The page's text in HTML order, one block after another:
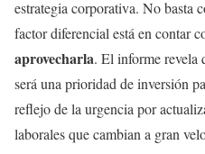
estrategia corporativa. No basta
factor diferencial está en contar
aprovecharla. El informe revela
será una prioridad de inversión
reflejo de la urgencia por
laborales que cambian a gran